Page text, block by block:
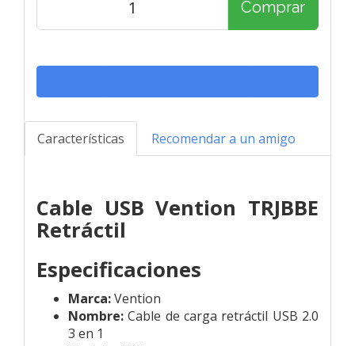
Comprar
Características Recomendar a un amigo
Cable USB Vention TRJBBE
Retráctil
Especificaciones
Marca:Vention
Nombre: Cable de carga retráctil USB 2.0
3 en 1